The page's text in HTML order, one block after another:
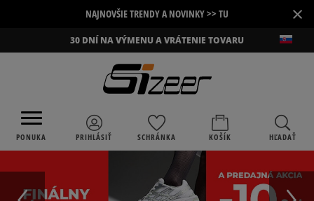
NAJNOVŠIE TRENDY A NOVINKY >> TU ×
30 DNÍ NA VÝMENU A VRÁTENIE TOVARU
PONUKA PRIHLÁSIŤ SCHRÁNKA KOŠÍK HĽADAŤ